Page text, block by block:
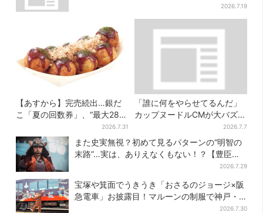
2026.7.19
【あすから】完売続出…銀だ
こ「夏の回数券」、“最大2811
2026.7.31
「誰に何をやらせてるんだ」
カップヌードルCMが大バズり
→まさかの本家がセルフ再現
「仕事早すぎ」「もうこっち
にした方が…」
2026.7.7
また史実無視？初めて見るパターンの“明智の
末路”…実は、ありえなくもない！？【豊臣兄
2026.7.29
宝塚や箕面でうきうき「おさるのジョージ×阪
急電車」お披露目！マルーンの制服で神戸・
2026.7.30